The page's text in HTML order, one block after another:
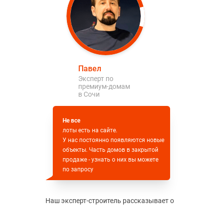
Павел
Эксперт по
премиум-домам
в Сочи
Не все
лоты есть на сайте.
У нас постоянно появляются новые
объекты. Часть домов в закрытой
продаже - узнать о них вы можете
по запросу
Наш эксперт-строитель рассказывает о